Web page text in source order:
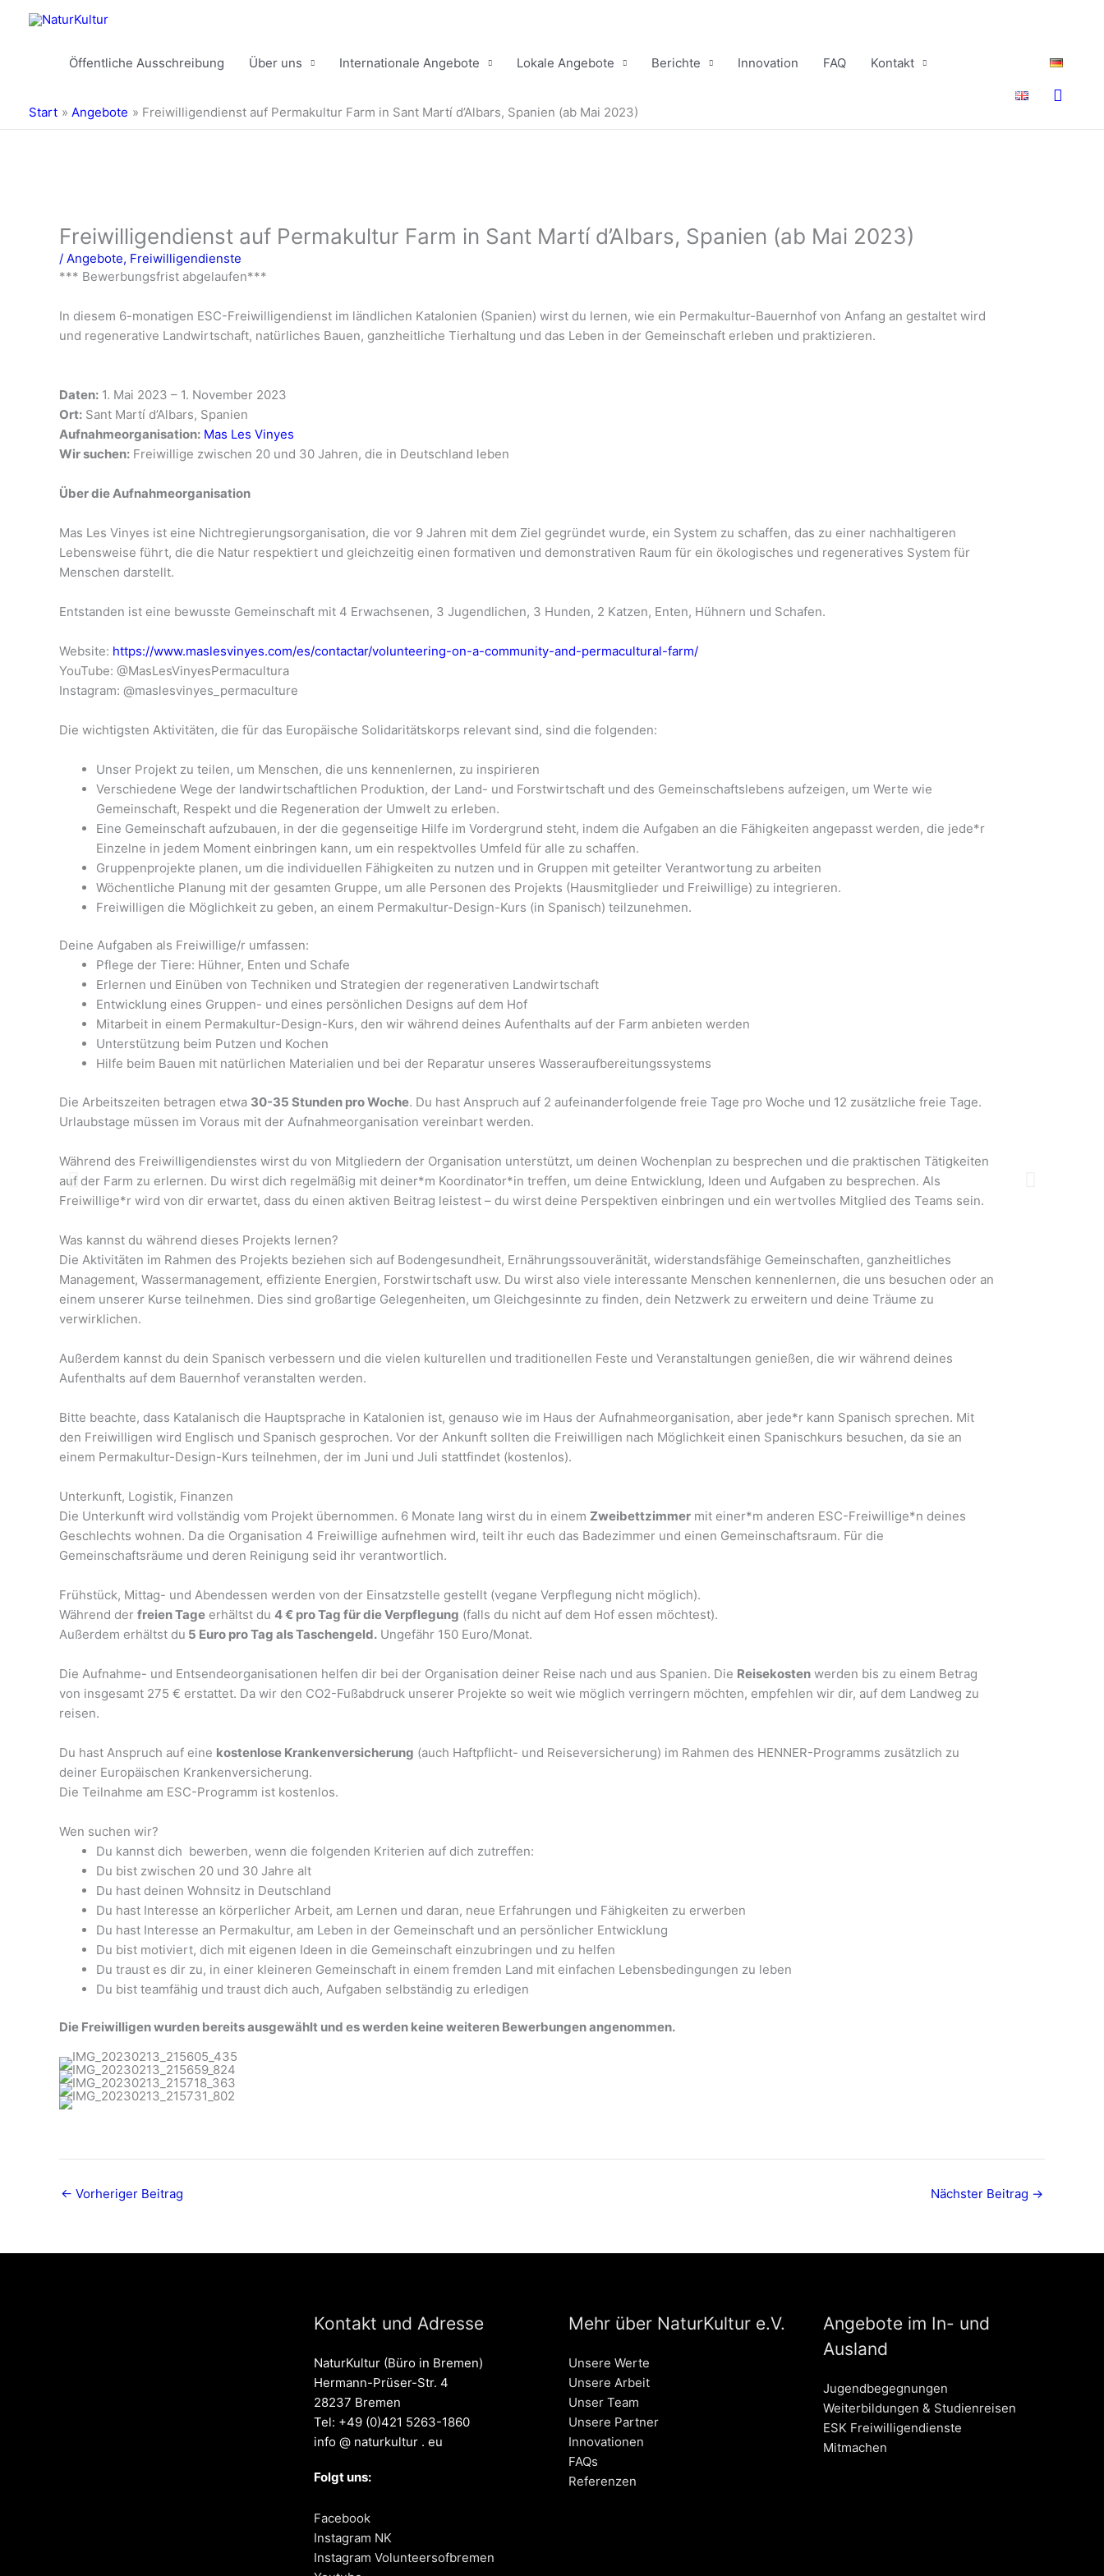
Inhalt
Öffentliche Ausschreibung
Über uns Internationale Angebote Lokale Angebote Berichte Innovation FAQ Kontakt
Start Angebote Freiwilligendienst auf Permakultur Farm in Sant Martí d’Albars, Spanien (ab Mai 2023)
Freiwilligendienst auf Permakultur Farm in Sant Martí d’Albars, Spanien (ab Mai 2023)
/ Angebote, Freiwilligendienste
*** Bewerbungsfrist abgelaufen***
In diesem 6-monatigen ESC-Freiwilligendienst im ländlichen Katalonien (Spanien) wirst du lernen, wie ein Permakultur-Bauernhof von Anfang an gestaltet wird
und regenerative Landwirtschaft, natürliches Bauen, ganzheitliche Tierhaltung und das Leben in der Gemeinschaft erleben und praktizieren.
Daten: 1. Mai 2023 – 1. November 2023
Ort: Sant Martí d’Albars, Spanien
Aufnahmeorganisation: Mas Les Vinyes
Wir suchen: Freiwillige zwischen 20 und 30 Jahren, die in Deutschland leben
Über die Aufnahmeorganisation
Mas Les Vinyes ist eine Nichtregierungsorganisation, die vor 9 Jahren mit dem Ziel gegründet wurde, ein System zu schaffen, das zu einer nachhaltigeren
Lebensweise führt, die die Natur respektiert und gleichzeitig einen formativen und demonstrativen Raum für ein ökologisches und regeneratives System für
Menschen darstellt.
Entstanden ist eine bewusste Gemeinschaft mit 4 Erwachsenen, 3 Jugendlichen, 3 Hunden, 2 Katzen, Enten, Hühnern und Schafen.
Website: https://www.maslesvinyes.com/es/contactar/volunteering-on-a-community-and-permacultural-farm/
YouTube: @MasLesVinyesPermacultura
Instagram: @maslesvinyes_permaculture
Die wichtigsten Aktivitäten, die für das Europäische Solidaritätskorps relevant sind, sind die folgenden:
Unser Projekt zu teilen, um Menschen, die uns kennenlernen, zu inspirieren
Verschiedene Wege der landwirtschaftlichen Produktion, der Land- und Forstwirtschaft und des Gemeinschaftslebens aufzeigen, um Werte wie
Gemeinschaft, Respekt und die Regeneration der Umwelt zu erleben.
Eine Gemeinschaft aufzubauen, in der die gegenseitige Hilfe im Vordergrund steht, indem die Aufgaben an die Fähigkeiten angepasst werden, die jede*r
Einzelne in jedem Moment einbringen kann, um ein respektvolles Umfeld für alle zu schaffen.
Gruppenprojekte planen, um die individuellen Fähigkeiten zu nutzen und in Gruppen mit geteilter Verantwortung zu arbeiten
Wöchentliche Planung mit der gesamten Gruppe, um alle Personen des Projekts (Hausmitglieder und Freiwillige) zu integrieren.
Freiwilligen die Möglichkeit zu geben, an einem Permakultur-Design-Kurs (in Spanisch) teilzunehmen.
Deine Aufgaben als Freiwillige/r umfassen:
Pflege der Tiere: Hühner, Enten und Schafe
Erlernen und Einüben von Techniken und Strategien der regenerativen Landwirtschaft
Entwicklung eines Gruppen- und eines persönlichen Designs auf dem Hof
Mitarbeit in einem Permakultur-Design-Kurs, den wir während deines Aufenthalts auf der Farm anbieten werden
Unterstützung beim Putzen und Kochen
Hilfe beim Bauen mit natürlichen Materialien und bei der Reparatur unseres Wasseraufbereitungssystems
Die Arbeitszeiten betragen etwa 30-35 Stunden pro Woche. Du hast Anspruch auf 2 aufeinanderfolgende freie Tage pro Woche und 12 zusätzliche freie Tage.
Urlaubstage müssen im Voraus mit der Aufnahmeorganisation vereinbart werden.
Während des Freiwilligendienstes wirst du von Mitgliedern der Organisation unterstützt, um deinen Wochenplan zu besprechen und die praktischen Tätigkeiten
auf der Farm zu erlernen. Du wirst dich regelmäßig mit deiner*m Koordinator*in treffen, um deine Entwicklung, Ideen und Aufgaben zu besprechen. Als
Freiwillige*r wird von dir erwartet, dass du einen aktiven Beitrag leistest – du wirst deine Perspektiven einbringen und ein wertvolles Mitglied des Teams sein.
Was kannst du während dieses Projekts lernen?
Die Aktivitäten im Rahmen des Projekts beziehen sich auf Bodengesundheit, Ernährungssouveränität, widerstandsfähige Gemeinschaften, ganzheitliches
Management, Wassermanagement, effiziente Energien, Forstwirtschaft usw. Du wirst also viele interessante Menschen kennenlernen, die uns besuchen oder an
einem unserer Kurse teilnehmen. Dies sind großartige Gelegenheiten, um Gleichgesinnte zu finden, dein Netzwerk zu erweitern und deine Träume zu
verwirklichen.
Außerdem kannst du dein Spanisch verbessern und die vielen kulturellen und traditionellen Feste und Veranstaltungen genießen, die wir während deines
Aufenthalts auf dem Bauernhof veranstalten werden.
Bitte beachte, dass Katalanisch die Hauptsprache in Katalonien ist, genauso wie im Haus der Aufnahmeorganisation, aber jede*r kann Spanisch sprechen. Mit
den Freiwilligen wird Englisch und Spanisch gesprochen. Vor der Ankunft sollten die Freiwilligen nach Möglichkeit einen Spanischkurs besuchen, da sie an
einem Permakultur-Design-Kurs teilnehmen, der im Juni und Juli stattfindet (kostenlos).
Unterkunft, Logistik, Finanzen
Die Unterkunft wird vollständig vom Projekt übernommen. 6 Monate lang wirst du in einem Zweibettzimmer mit einer*m anderen ESC-Freiwillige*n deines
Geschlechts wohnen. Da die Organisation 4 Freiwillige aufnehmen wird, teilt ihr euch das Badezimmer und einen Gemeinschaftsraum. Für die
Gemeinschaftsräume und deren Reinigung seid ihr verantwortlich.
Frühstück, Mittag- und Abendessen werden von der Einsatzstelle gestellt (vegane Verpflegung nicht möglich).
Während der freien Tage erhältst du 4 € pro Tag für die Verpflegung (falls du nicht auf dem Hof essen möchtest).
Außerdem erhältst du 5 Euro pro Tag als Taschengeld. Ungefähr 150 Euro/Monat.
Die Aufnahme- und Entsendeorganisationen helfen dir bei der Organisation deiner Reise nach und aus Spanien. Die Reisekosten werden bis zu einem Betrag
von insgesamt 275 € erstattet. Da wir den CO2-Fußabdruck unserer Projekte so weit wie möglich verringern möchten, empfehlen wir dir, auf dem Landweg zu
reisen.
Du hast Anspruch auf eine kostenlose Krankenversicherung (auch Haftpflicht- und Reiseversicherung) im Rahmen des HENNER-Programms zusätzlich zu
deiner Europäischen Krankenversicherung.
Die Teilnahme am ESC-Programm ist kostenlos.
Wen suchen wir?
Du kannst dich bewerben, wenn die folgenden Kriterien auf dich zutreffen:
Du bist zwischen 20 und 30 Jahre alt
Du hast deinen Wohnsitz in Deutschland
Du hast Interesse an körperlicher Arbeit, am Lernen und daran, neue Erfahrungen und Fähigkeiten zu erwerben
Du hast Interesse an Permakultur, am Leben in der Gemeinschaft und an persönlicher Entwicklung
Du bist motiviert, dich mit eigenen Ideen in die Gemeinschaft einzubringen und zu helfen
Du traust es dir zu, in einer kleineren Gemeinschaft in einem fremden Land mit einfachen Lebensbedingungen zu leben
Du bist teamfähig und traust dich auch, Aufgaben selbständig zu erledigen
Die Freiwilligen wurden bereits ausgewählt und es werden keine weiteren Bewerbungen angenommen.
← Vorheriger Beitrag Nächster Beitrag →
Kontakt und Adresse
NaturKultur (Büro in Bremen)
Hermann-Prüser-Str. 4
28237 Bremen
Tel: +49 (0)421 5263-1860
info @ naturkultur . eu
Folgt uns:
Facebook
Instagram NK
Instagram Volunteersofbremen
Mehr über NaturKultur e.V.
Unsere Werte
Unsere Arbeit
Unser Team
Unsere Partner
Innovationen
FAQs
Referenzen
Angebote im In- und
Ausland
Jugendbegegnungen
Weiterbildungen & Studienreisen
ESK Freiwilligendienste
Mitmachen